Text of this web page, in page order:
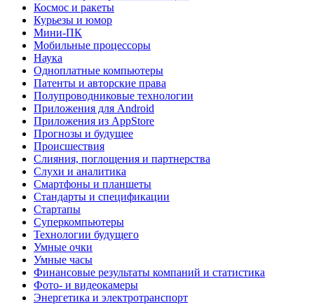
Космос и ракеты
Курьезы и юмор
Мини-ПК
Мобильные процессоры
Наука
Одноплатные компьютеры
Патенты и авторские права
Полупроводниковые технологии
Приложения для Android
Приложения из AppStore
Прогнозы и будущее
Происшествия
Слияния, поглощения и партнерства
Слухи и аналитика
Смартфоны и планшеты
Стандарты и спецификации
Стартапы
Суперкомпьютеры
Технологии будущего
Умные очки
Умные часы
Финансовые результаты компаний и статистика
Фото- и видеокамеры
Энергетика и электротранспорт